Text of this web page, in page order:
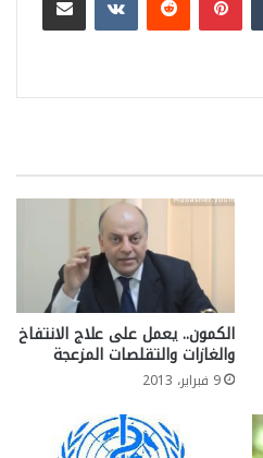
الكمون.. يعمل على علاج الانتفاخ
والغازات والتقلصات المزعجة
9 فبراير، 2013